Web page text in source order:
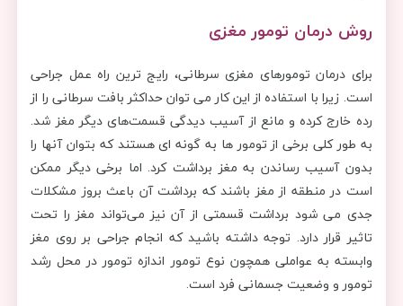
روش درمان تومور مغزی
برای درمان تومورهای مغزی سرطانی، رایج ترین راه عمل جراحی
است. زیرا با استفاده از این کار می توان حداکثر بافت سرطانی را از
رده خارج کرده و مانع از آسیب دیدگی قسمت‌های دیگر مغز شد.
به طور کلی برخی از تومور ها به گونه ای هستند که بتوان آنها را
بدون آسیب رساندن به مغز برداشت کرد. اما برخی دیگر ممکن
است در منطقه از مغز باشند که برداشت آن باعث بروز مشکلات
جدی می شود برداشت قسمتی از آن نیز می‌تواند مغز را تحت
تاثیر قرار دارد. توجه داشته باشید که انجام جراحی بر روی مغز
وابسته به عواملی همچون نوع تومور اندازه تومور در محل رشد
تومور و وضعیت جسمانی فرد است.